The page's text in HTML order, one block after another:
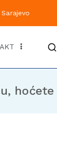
odbor
KO DF